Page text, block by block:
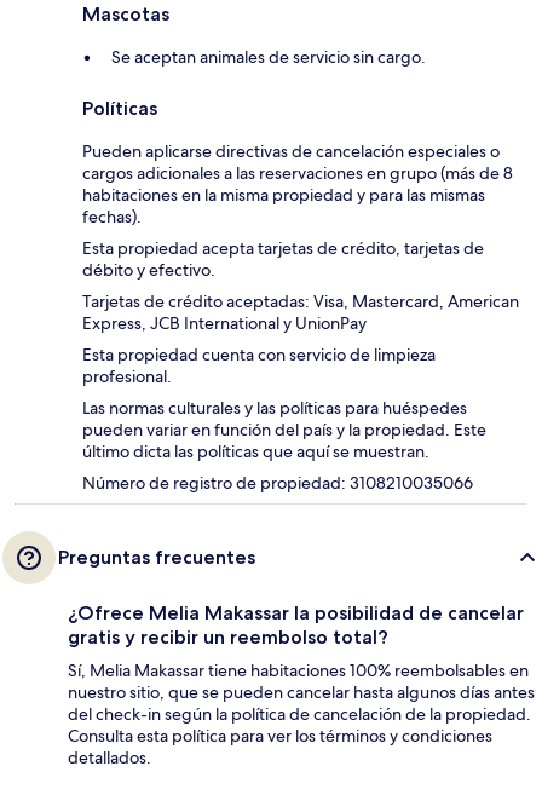
Mascotas
Se aceptan animales de servicio sin cargo.
Políticas
Pueden aplicarse directivas de cancelación especiales o
cargos adicionales a las reservaciones en grupo (más de 8
habitaciones en la misma propiedad y para las mismas
fechas).
Esta propiedad acepta tarjetas de crédito, tarjetas de
débito y efectivo.
Tarjetas de crédito aceptadas: Visa, Mastercard, American
Express, JCB International y UnionPay
Esta propiedad cuenta con servicio de limpieza
profesional.
Las normas culturales y las políticas para huéspedes
pueden variar en función del país y la propiedad. Este
último dicta las políticas que aquí se muestran.
Número de registro de propiedad: 3108210035066
Preguntas frecuentes
¿Ofrece Melia Makassar la posibilidad de cancelar
gratis y recibir un reembolso total?
Sí, Melia Makassar tiene habitaciones 100% reembolsables en
nuestro sitio, que se pueden cancelar hasta algunos días antes
del check-in según la política de cancelación de la propiedad.
Consulta esta política para ver los términos y condiciones
detallados.